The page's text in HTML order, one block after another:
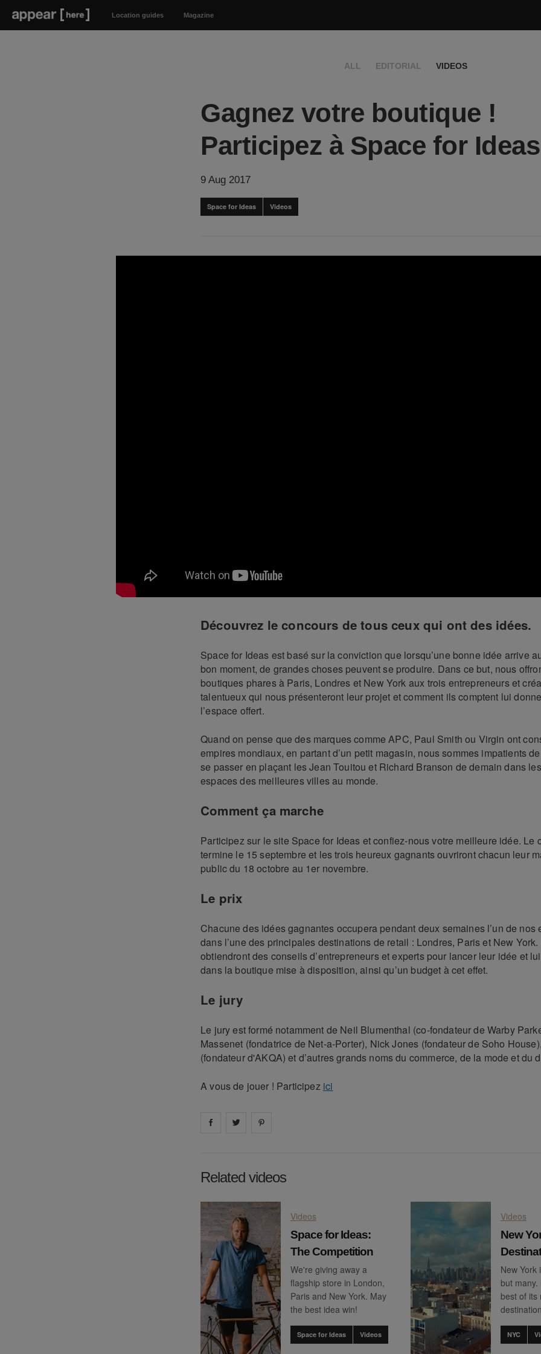
Location guides Magazine
ALL EDITORIAL VIDEOS
Gagnez votre boutique !
Participez à Space for Ideas
9 Aug 2017
Space for Ideas Videos
Découvrez le concours de tous ceux qui ont des idées.
Space for Ideas est basé sur la conviction que lorsqu’une bonne idée arrive
bon moment, de grandes choses peuvent se produire. Dans ce but, nous
boutiques phares à Paris, Londres et New York aux trois entrepreneurs et
talentueux qui nous présenteront leur projet et comment ils comptent lui
l’espace offert.
Quand on pense que des marques comme APC, Paul Smith ou Virgin ont
empires mondiaux, en partant d’un petit magasin, nous sommes impatients
se passer en plaçant les Jean Touitou et Richard Branson de demain dans
espaces des meilleures villes au monde.
Comment ça marche
Participez sur le site Space for Ideas et confiez-nous votre meilleure idée. Le
termine le 15 septembre et les trois heureux gagnants ouvriront chacun leur
public du 18 octobre au 1er novembre.
Le prix
Chacune des idées gagnantes occupera pendant deux semaines l’un de nos
dans l’une des principales destinations de retail : Londres, Paris et New
obtiendront des conseils d’entrepreneurs et experts pour lancer leur idée et
dans la boutique mise à disposition, ainsi qu’un budget à cet effet.
Le jury
Le jury est formé notamment de Neil Blumenthal (co-fondateur de Warby
Massenet (fondatrice de Net-a-Porter), Nick Jones (fondateur de Soho
(fondateur d'AKQA) et d’autres grands noms du commerce, de la mode et du
A vous de jouer ! Participez ici
Share on facebook
Share on
Related videos
Videos
Space for Ideas:
The Competition
We're giving away a
flagship store in London,
Paris and New York. May
the best idea win!
Space for Ideas Videos
Videos
New
New York
but many.
best of its
NYC